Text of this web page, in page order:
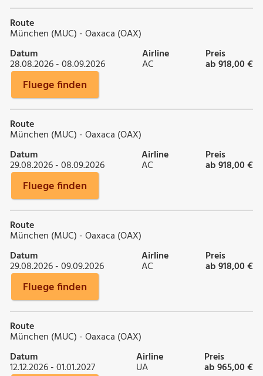
Route
München (MUC) - Oaxaca (OAX)
Datum
28.08.2026 - 08.09.2026
Airline
AC
Preis
ab 918,00 €
Fluege finden
Route
München (MUC) - Oaxaca (OAX)
Datum
29.08.2026 - 08.09.2026
Airline
AC
Preis
ab 918,00 €
Fluege finden
Route
München (MUC) - Oaxaca (OAX)
Datum
29.08.2026 - 09.09.2026
Airline
AC
Preis
ab 918,00 €
Fluege finden
Route
München (MUC) - Oaxaca (OAX)
Datum
12.12.2026 - 01.01.2027
Airline
UA
Preis
ab 965,00 €